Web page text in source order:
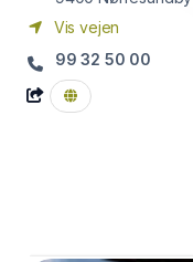
Vis vejen
99 32 50 00